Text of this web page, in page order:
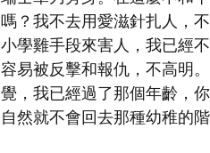
嗎？我不去用愛滋針扎人，
小學雞手段來害人，我已經
容易被反擊和報仇，不高明
覺，我已經過了那個年齡，
自然就不會回去那種幼稚的階